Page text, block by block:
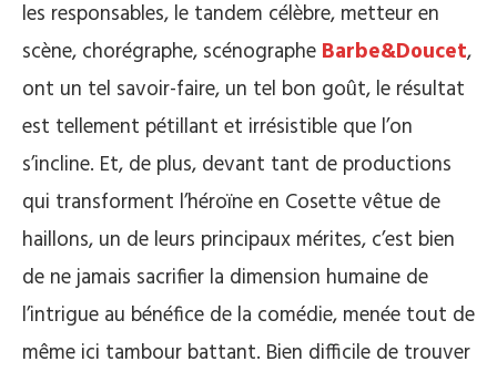
les responsables, le tandem célèbre, metteur en
scène, chorégraphe, scénographe Barbe&Doucet,
ont un tel savoir-faire, un tel bon goût, le résultat
est tellement pétillant et irrésistible que l’on
s’incline. Et, de plus, devant tant de productions
qui transforment l’héroïne en Cosette vêtue de
haillons, un de leurs principaux mérites, c’est bien
de ne jamais sacrifier la dimension humaine de
l’intrigue au bénéfice de la comédie, menée tout de
même ici tambour battant. Bien difficile de trouver